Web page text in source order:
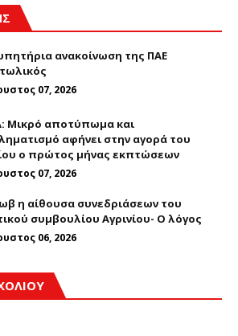
ανακοίνωση της ΠΑΕ
07, 2026
Μικρό αποτύπωμα και
αφήνει στην αγορά του
ο πρώτος μήνας εκπτώσεων
07, 2026
η αίθουσα συνεδριάσεων του
συμβουλίου Αγρινίου- Ο λόγος
06, 2026